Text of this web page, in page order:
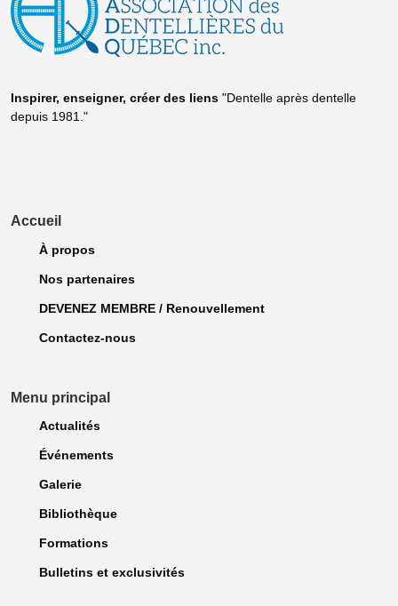
Inspirer, enseigner, créer des liens "Dentelle après dentelle
depuis 1981."
Accueil
À propos
Nos partenaires
DEVENEZ MEMBRE / Renouvellement
Contactez-nous
Menu principal
Actualités
Événements
Galerie
Bibliothèque
Formations
Bulletins et exclusivités